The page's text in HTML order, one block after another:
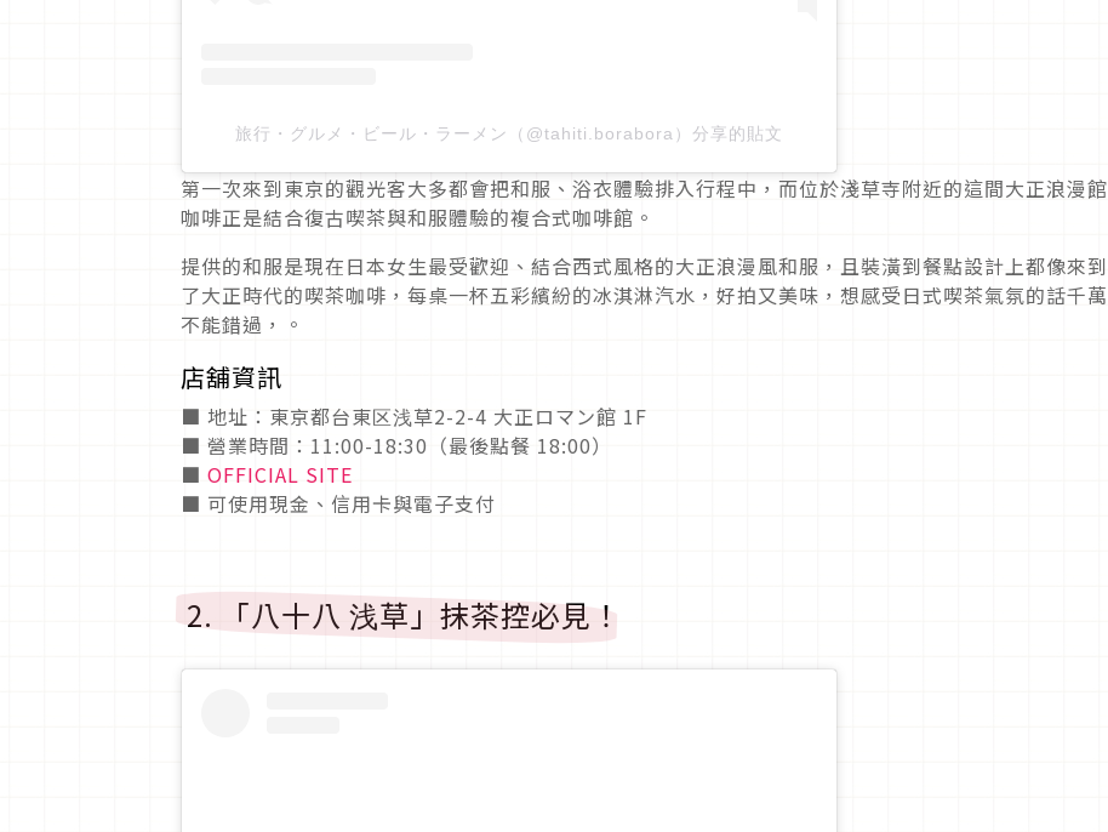
旅行・グルメ・ビール・ラーメン（@tahiti.borabora）分享的貼文
第一次來到東京的觀光客大多都會把和服、浴衣體驗排入行程中，而位於淺草寺附近的這間大正浪漫館
咖啡正是結合復古喫茶與和服體驗的複合式咖啡館。
提供的和服是現在日本女生最受歡迎、結合西式風格的大正浪漫風和服，且裝潢到餐點設計上都像來到
了大正時代的喫茶咖啡，每桌一杯五彩繽紛的冰淇淋汽水，好拍又美味，想感受日式喫茶氣氛的話千萬
不能錯過，。
店舖資訊
■ 地址：東京都台東区浅草2-2-4 大正ロマン館 1F
■ 營業時間：11:00-18:30（最後點餐 18:00）
■ OFFICIAL SITE
■ 可使用現金、信用卡與電子支付
2. 「八十八 浅草」抹茶控必見！